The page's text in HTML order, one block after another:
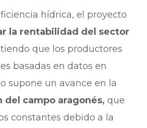
hídrica, el proyecto
la rentabilidad del sector
que los productores
basadas en datos en
supone un avance en la
del campo aragonés, que
constantes debido a la